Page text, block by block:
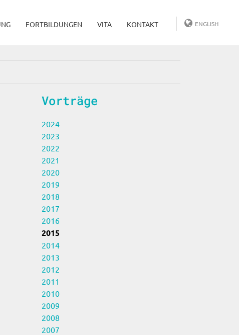
FORTBILDUNGEN VITA KONTAKT ENGLISH
Vorträge
2024
2023
2022
2021
2020
2019
2018
2017
2016
2015
2014
2013
2012
2011
2010
2009
2008
2007